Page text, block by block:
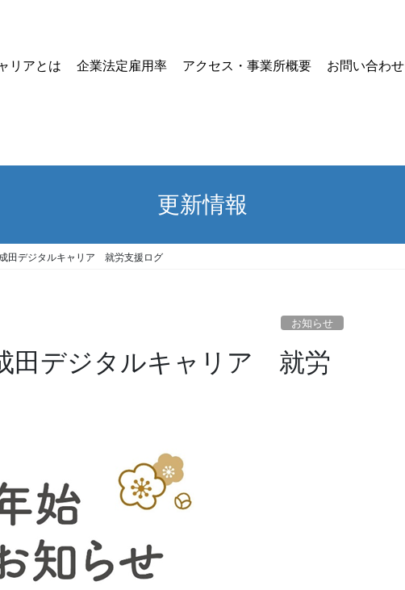
リアとは 企業法定雇用率 アクセス・事業所概要 お問い合わせ
更新情報
田デジタルキャリア 就労支援ログ
お知らせ
田デジタルキャリア 就労